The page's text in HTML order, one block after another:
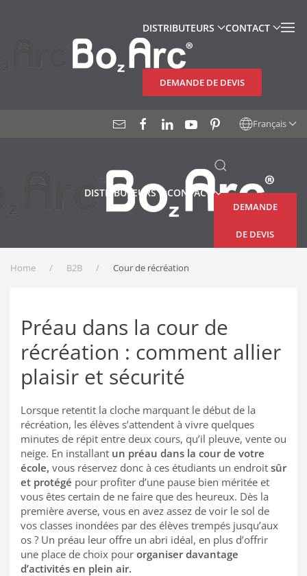
Accéder au contenu principal
DISTRIBUTEURS CONTACT
DEMANDE DE DEVIS
Français
DISTRIBUTEURS CONTACT
DEMANDE
DE DEVIS
Home B2B Cour de récréation
Préau dans la cour de
récréation : comment allier
plaisir et sécurité
Lorsque retentit la cloche marquant le début de la
récréation, les élèves s’attendent à vivre quelques
minutes de répit entre deux cours, qu’il pleuve, vente ou
neige. En installant un préau dans la cour de votre
école, vous réservez donc à ces étudiants un endroit sûr
et protégé pour profiter d’une pause bien méritée et
vous êtes certain de ne faire que des heureux. Dès la
première averse, vous en avez assez de voir le sol de
vos classes inondées par des élèves trempés jusqu’aux
os ? Un préau leur offre un abri idéal, en plus d’offrir
une place de choix pour organiser davantage
d’activités en plein air.